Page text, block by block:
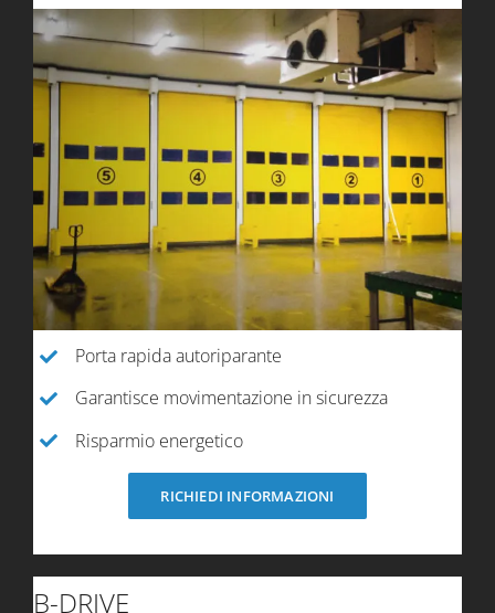
Porta rapida autoriparante
Garantisce movimentazione in sicurezza
Risparmio energetico
RICHIEDI INFORMAZIONI
B-DRIVE